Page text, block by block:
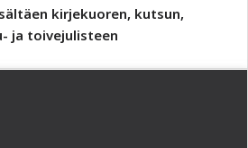
kirjekuoren, kutsun,
ja toivejulisteen